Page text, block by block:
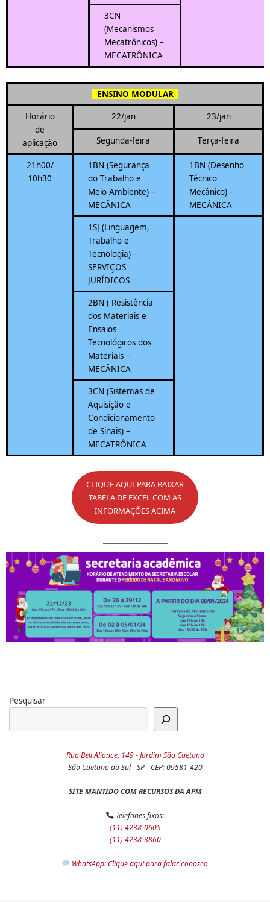
3CN
(Mecanismos
Mecatrônicos) –
MECATRÔNICA
ENSINO MODULAR
Horário
de
aplicação
22/jan 23/jan
Segunda-feira Terça-feira
21h00/
10h30
1BN (Segurança
do Trabalho e
Meio Ambiente) –
MECÂNICA
1BN (Desenho
Técnico
Mecânico) –
MECÂNICA
1SJ (Linguagem,
Trabalho e
Tecnologia) –
SERVIÇOS
JURÍDICOS
2BN ( Resistência
dos Materiais e
Ensaios
Tecnológicos dos
Materiais –
MECÂNICA
3CN (Sistemas de
Aquisição e
Condicionamento
de Sinais) –
MECATRÔNICA
CLIQUE AQUI PARA BAIXAR
TABELA DE EXCEL COM AS
INFORMAÇÕES ACIMA
Pesquisar
Rua Bell Aliance, 149 - Jardim São Caetano
São Caetano do Sul - SP - CEP: 09581-420
SITE MANTIDO COM RECURSOS DA APM
Telefones fixos:
(11) 4238-0605
(11) 4238-3860
WhatsApp: Clique aqui para falar conosco